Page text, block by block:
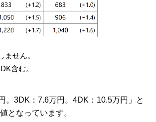
せん。
含む。
。3DK：7.6万円。4DK：10.5万円」と
となっています。